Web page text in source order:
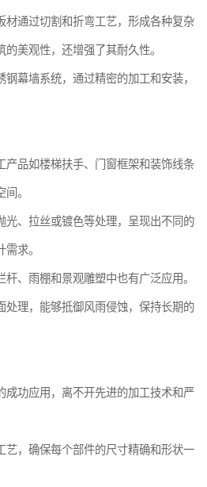
材通过切割和折弯工艺，形成各种复杂
美观性，还增强了其耐久性。
幕墙系统，通过精密的加工和安装，
产品如楼梯扶手、门窗框架和装饰线条
。
光、拉丝或镀色等处理，呈现出不同的
求。
、雨棚和景观雕塑中也有广泛应用。
处理，能够抵御风雨侵蚀，保持长期的
成功应用，离不开先进的加工技术和严
艺，确保每个部件的尺寸精确和形状一